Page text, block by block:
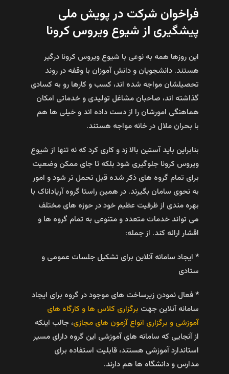
فراخوان شرکت در پویش ملی
پیشگیری از شیوع ویروس کرونا
این روزها همه به نوعی با شیوع ویروس کرونا درگیر
هستند. دانشجویان و دانش آموزان با وقفه در روند
تحصیلشان مواجه شده اند، کسب و کارها رو به کسادی
گذاشته اند، صاحبان مشاغل تولیدی و خدماتی امکان
هماهنگی امورشان را از دست داده اند و خیلی ها هم
با بحران ملال در خانه مواجه هستند.
بنابراین باید آستین بالا زد و کاری کرد که نه تنها از شیوع
ویروس کرونا جلوگیری شود بلکه تا جای ممکن وضعیت
برای تمام گروه های ذکر شده قبل تحمل تر شود و امور
به نحوی سامان بگیرند. در همین راستا گروه آریاداناک با
بهره مندی از ظرفیت عظیم خود در حوزه های مختلف
می تواند خدمات متعدد و متنوعی به تمام گروه ها و
اقشار ارائه کند. از جمله:
* ایجاد سامانه آنلاین برای تشکیل جلسات عمومی و
ستادی
* فعال نمودن زیرساخت های موجود در گروه برای ایجاد
سامانه آنلاین جهت برگزاری کلاس ها و کارگاه های
آموزشی و برگزاری انواع آزمون های مجازی، جالب اینکه
از آنجایی که سامانه های آموزشی این گروه دارای مسیر
استاندارد آموزشی هستند، قابلیت استفاده برای
مدارس و دانشگاه ها هم دارند.